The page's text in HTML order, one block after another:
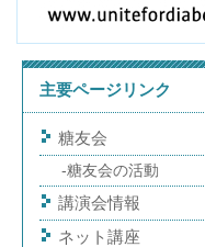
主要ページリンク
糖友会
糖友会の活動
講演会情報
ネット講座